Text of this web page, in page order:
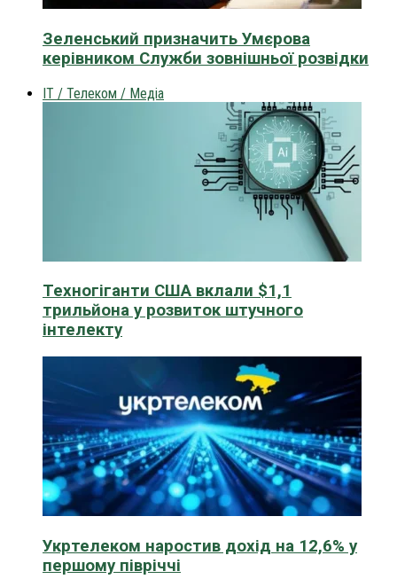
Зеленський призначить Умєрова
керівником Служби зовнішньої розвідки
IT / Телеком / Медіа
Техногіганти США вклали $1,1
трильйона у розвиток штучного
інтелекту
Укртелеком наростив дохід на 12,6% у
першому півріччі